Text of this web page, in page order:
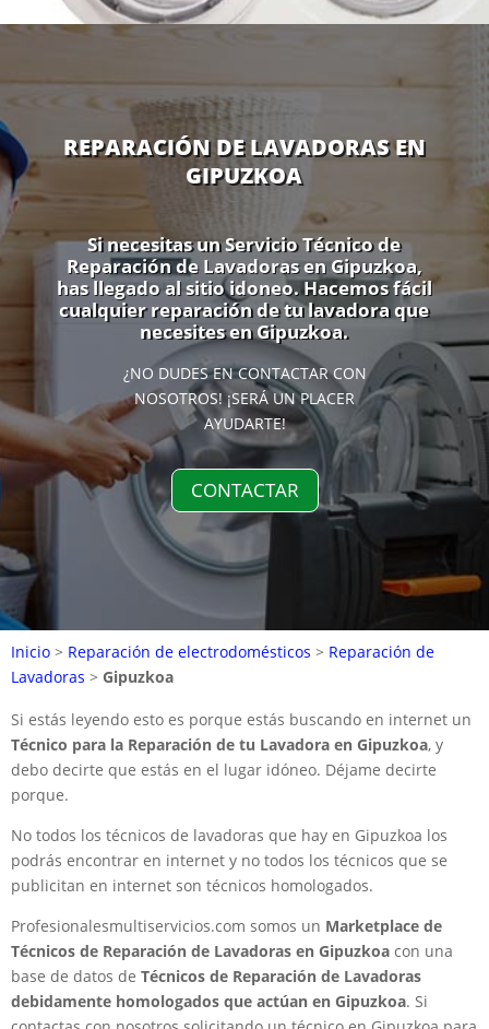
REPARACIÓN DE LAVADORAS EN
GIPUZKOA
Si necesitas un Servicio Técnico de
Reparación de Lavadoras en Gipuzkoa,
has llegado al sitio idoneo. Hacemos fácil
cualquier reparación de tu lavadora que
necesites en Gipuzkoa.
¿NO DUDES EN CONTACTAR CON
NOSOTROS! ¡SERÁ UN PLACER
AYUDARTE!
CONTACTAR
Inicio > Reparación de electrodomésticos > Reparación de
Lavadoras > Gipuzkoa
Si estás leyendo esto es porque estás buscando en internet un
Técnico para la Reparación de tu Lavadora en Gipuzkoa, y
debo decirte que estás en el lugar idóneo. Déjame decirte
porque.
No todos los técnicos de lavadoras que hay en Gipuzkoa los
podrás encontrar en internet y no todos los técnicos que se
publicitan en internet son técnicos homologados.
Profesionalesmultiservicios.com somos un Marketplace de
Técnicos de Reparación de Lavadoras en Gipuzkoa con una
base de datos de Técnicos de Reparación de Lavadoras
debidamente homologados que actúan en Gipuzkoa. Si